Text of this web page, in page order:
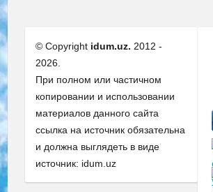
© Copyright idum.uz. 2012 -
2026.
При полном или частичном
копировании и использовании
материалов данного сайта
ссылка на источник обязательна
и должна выглядеть в виде
источник: idum.uz